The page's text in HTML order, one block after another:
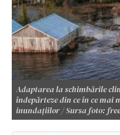
Adaptarea la schimbările
îndepărteze din ce în ce mai
inundațiilor / Sursa foto: